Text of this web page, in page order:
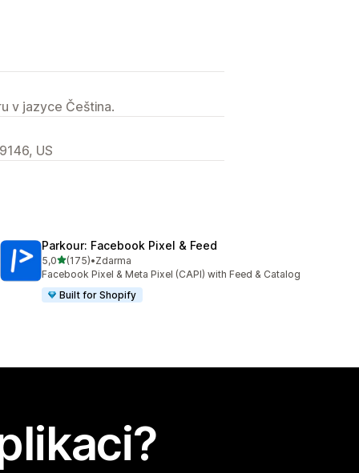
v jazyce Čeština.
US
Parkour: Facebook Pixel & Feed
5,0z 5 hvězd
(175)
Celkový počet recenzí: 175
•Zdarma
Facebook Pixel & Meta Pixel (CAPI) with Feed & Catalog
Built for Shopify